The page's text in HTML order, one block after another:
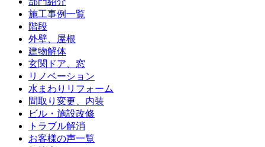
施工事例一覧
階段
外壁、屋根
建物解体
玄関ドア、窓
リノベーション
水まわりリフォーム
間取り変更、内装
ビル・施設改修
トラブル解消
お客様の声一覧